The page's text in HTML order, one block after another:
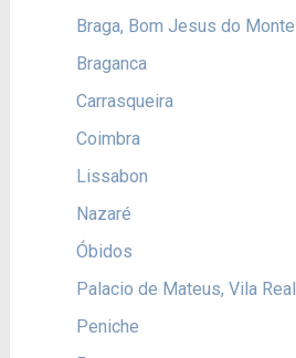
Braga, Bom Jesus do Monte
Braganca
Carrasqueira
Coimbra
Lissabon
Nazaré
Óbidos
Palacio de Mateus, Vila Real
Peniche